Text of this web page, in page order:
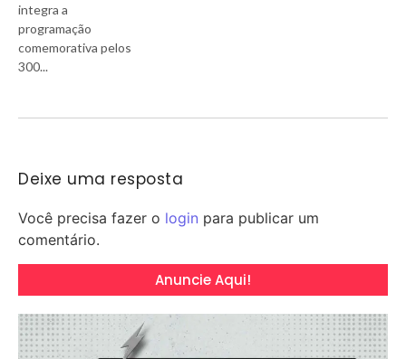
integra a
programação
comemorativa pelos
300...
Deixe uma resposta
Você precisa fazer o login para publicar um
comentário.
Anuncie Aqui!